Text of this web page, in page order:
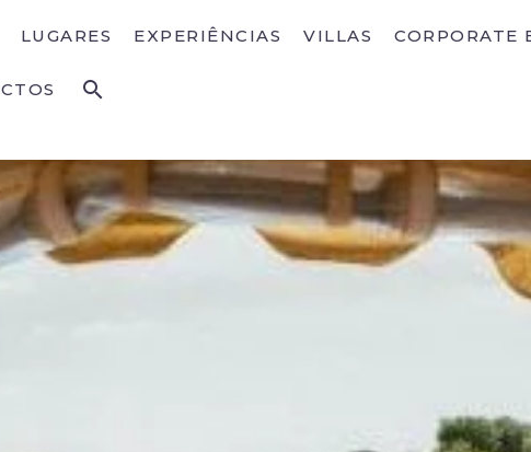
LUGARES EXPERIÊNCIAS VILLAS CORPORATE